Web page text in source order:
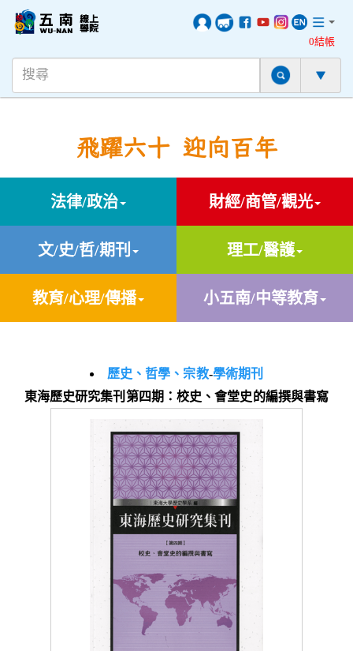
0結帳
飛躍六十 迎向百年
法律/政治 財經/商管/觀光
文/史/哲/期刊 理工/醫護
教育/心理/傳播 小五南/中等教育
歷史、哲學、宗教-學術期刊
東海歷史研究集刊第四期：校史、會堂史的編撰與書寫